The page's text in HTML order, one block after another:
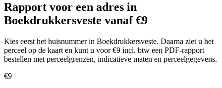
Rapport voor een adres in
Boekdrukkersveste vanaf €9
Kies eerst het huisnummer in Boekdrukkersveste. Daarna ziet u het
perceel op de kaart en kunt u voor €9 incl. btw een PDF-rapport
bestellen met perceelgrenzen, indicatieve maten en perceelgegevens.
€9